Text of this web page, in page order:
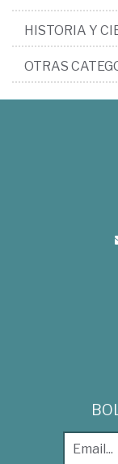
HISTORIA Y
OTRAS